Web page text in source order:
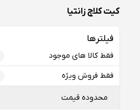
کیت کلاچ زانتیا
فیلترها
فقط کالا های موجود
فقط فروش ویژه
محدوده قیمت